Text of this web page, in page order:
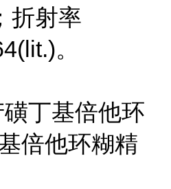
折射率
。
丁基倍他环
倍他环糊精